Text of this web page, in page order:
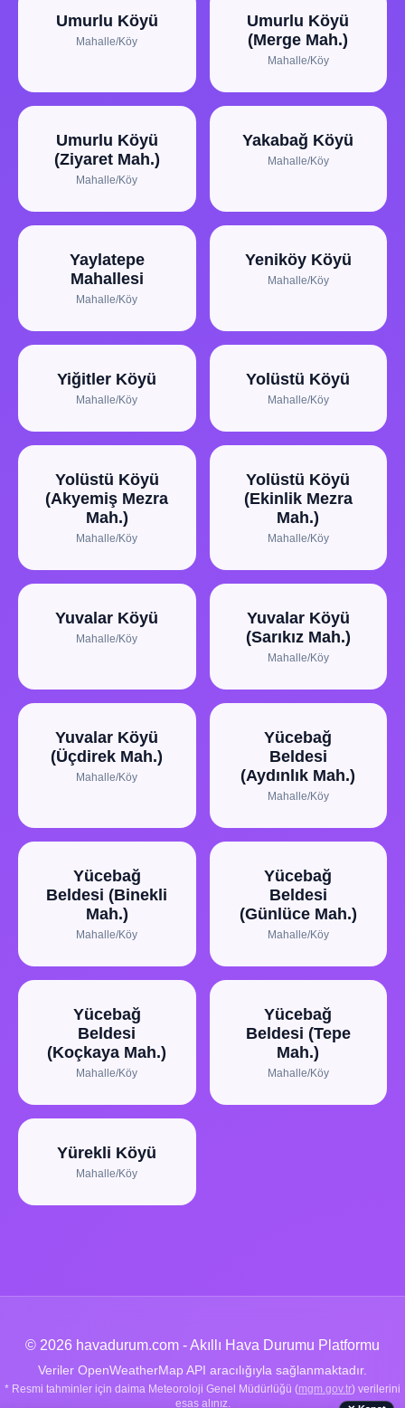
Umurlu Köyü
Mahalle/Köy
Umurlu Köyü
(Merge Mah.)
Mahalle/Köy
Umurlu Köyü
(Ziyaret Mah.)
Mahalle/Köy
Yakabağ Köyü
Mahalle/Köy
Yaylatepe
Mahallesi
Mahalle/Köy
Yeniköy Köyü
Mahalle/Köy
Yiğitler Köyü
Mahalle/Köy
Yolüstü Köyü
Mahalle/Köy
Yolüstü Köyü
(Akyemiş Mezra
Mah.)
Mahalle/Köy
Yolüstü Köyü
(Ekinlik Mezra
Mah.)
Mahalle/Köy
Yuvalar Köyü
Mahalle/Köy
Yuvalar Köyü
(Sarıkız Mah.)
Mahalle/Köy
Yuvalar Köyü
(Üçdirek Mah.)
Mahalle/Köy
Yücebağ
Beldesi
(Aydınlık Mah.)
Mahalle/Köy
Yücebağ
Beldesi (Binekli
Mah.)
Mahalle/Köy
Yücebağ
Beldesi
(Günlüce Mah.)
Mahalle/Köy
Yücebağ
Beldesi
(Koçkaya Mah.)
Mahalle/Köy
Yücebağ
Beldesi (Tepe
Mah.)
Mahalle/Köy
Yürekli Köyü
Mahalle/Köy
© 2026 havadurum.com - Akıllı Hava Durumu Platformu
Veriler OpenWeatherMap API aracılığıyla sağlanmaktadır.
* Resmi tahminler için daima Meteoroloji Genel Müdürlüğü (mgm.gov.tr) verilerini
esas alınız.